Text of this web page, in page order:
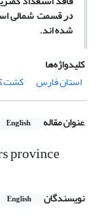
ﺩﺭ ﻗﺴﻤﺖ ﺷﻤﺎﻟﻰ
شده اند.
کلیدواژه‌ها
استان فارس
ﻛﺸﺖ
عنوان مقاله English
province
نویسندگان English